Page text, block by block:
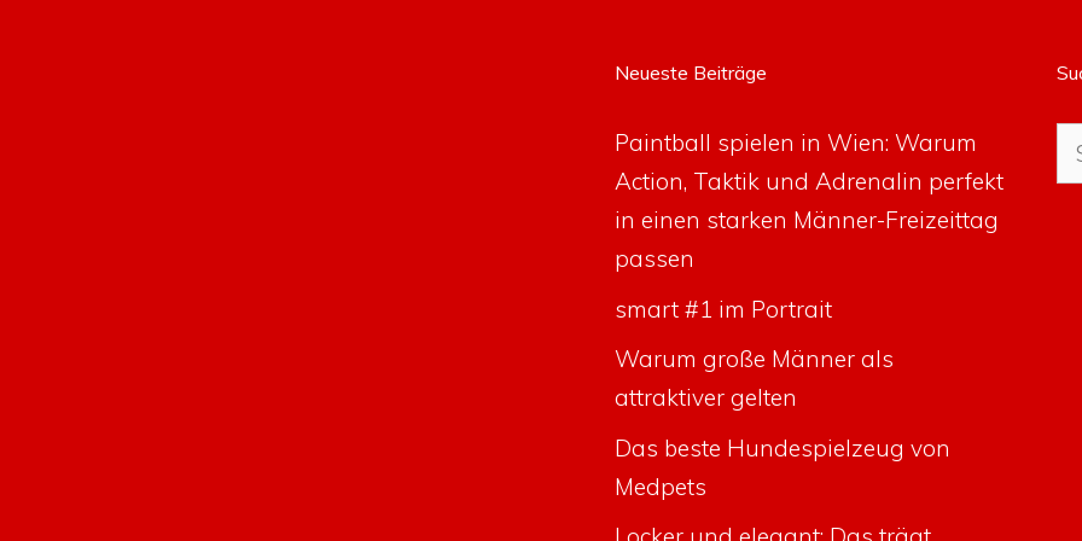
Neueste Beiträge
Paintball spielen in Wien: Warum
Action, Taktik und Adrenalin perfekt
in einen starken Männer-Freizeittag
passen
smart #1 im Portrait
Warum große Männer als
attraktiver gelten
Das beste Hundespielzeug von
Medpets